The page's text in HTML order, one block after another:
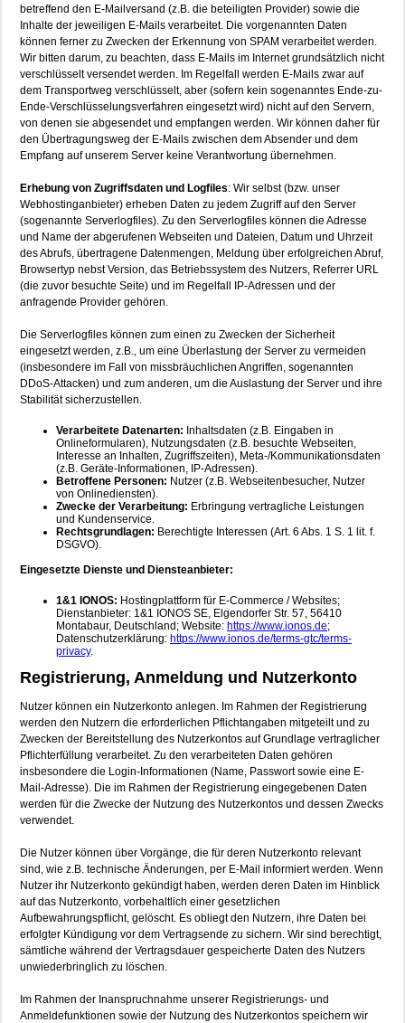
betreffend den E-Mailversand (z.B. die beteiligten Provider) sowie die
Inhalte der jeweiligen E-Mails verarbeitet. Die vorgenannten Daten
können ferner zu Zwecken der Erkennung von SPAM verarbeitet werden.
Wir bitten darum, zu beachten, dass E-Mails im Internet grundsätzlich nicht
verschlüsselt versendet werden. Im Regelfall werden E-Mails zwar auf
dem Transportweg verschlüsselt, aber (sofern kein sogenanntes Ende-zu-
Ende-Verschlüsselungsverfahren eingesetzt wird) nicht auf den Servern,
von denen sie abgesendet und empfangen werden. Wir können daher für
den Übertragungsweg der E-Mails zwischen dem Absender und dem
Empfang auf unserem Server keine Verantwortung übernehmen.
Erhebung von Zugriffsdaten und Logfiles: Wir selbst (bzw. unser
Webhostinganbieter) erheben Daten zu jedem Zugriff auf den Server
(sogenannte Serverlogfiles). Zu den Serverlogfiles können die Adresse
und Name der abgerufenen Webseiten und Dateien, Datum und Uhrzeit
des Abrufs, übertragene Datenmengen, Meldung über erfolgreichen Abruf,
Browsertyp nebst Version, das Betriebssystem des Nutzers, Referrer URL
(die zuvor besuchte Seite) und im Regelfall IP-Adressen und der
anfragende Provider gehören.
Die Serverlogfiles können zum einen zu Zwecken der Sicherheit
eingesetzt werden, z.B., um eine Überlastung der Server zu vermeiden
(insbesondere im Fall von missbräuchlichen Angriffen, sogenannten
DDoS-Attacken) und zum anderen, um die Auslastung der Server und ihre
Stabilität sicherzustellen.
Verarbeitete Datenarten: Inhaltsdaten (z.B. Eingaben in
Onlineformularen), Nutzungsdaten (z.B. besuchte Webseiten,
Interesse an Inhalten, Zugriffszeiten), Meta-/Kommunikationsdaten
(z.B. Geräte-Informationen, IP-Adressen).
Betroffene Personen: Nutzer (z.B. Webseitenbesucher, Nutzer
von Onlinediensten).
Zwecke der Verarbeitung: Erbringung vertragliche Leistungen
und Kundenservice.
Rechtsgrundlagen: Berechtigte Interessen (Art. 6 Abs. 1 S. 1 lit. f.
DSGVO).
Eingesetzte Dienste und Diensteanbieter:
1&1 IONOS: Hostingplattform für E-Commerce / Websites;
Dienstanbieter: 1&1 IONOS SE, Elgendorfer Str. 57, 56410
Montabaur, Deutschland; Website: https://www.ionos.de;
Datenschutzerklärung: https://www.ionos.de/terms-gtc/terms-
privacy.
Registrierung, Anmeldung und Nutzerkonto
Nutzer können ein Nutzerkonto anlegen. Im Rahmen der Registrierung
werden den Nutzern die erforderlichen Pflichtangaben mitgeteilt und zu
Zwecken der Bereitstellung des Nutzerkontos auf Grundlage vertraglicher
Pflichterfüllung verarbeitet. Zu den verarbeiteten Daten gehören
insbesondere die Login-Informationen (Name, Passwort sowie eine E-
Mail-Adresse). Die im Rahmen der Registrierung eingegebenen Daten
werden für die Zwecke der Nutzung des Nutzerkontos und dessen Zwecks
verwendet.
Die Nutzer können über Vorgänge, die für deren Nutzerkonto relevant
sind, wie z.B. technische Änderungen, per E-Mail informiert werden. Wenn
Nutzer ihr Nutzerkonto gekündigt haben, werden deren Daten im Hinblick
auf das Nutzerkonto, vorbehaltlich einer gesetzlichen
Aufbewahrungspflicht, gelöscht. Es obliegt den Nutzern, ihre Daten bei
erfolgter Kündigung vor dem Vertragsende zu sichern. Wir sind berechtigt,
sämtliche während der Vertragsdauer gespeicherte Daten des Nutzers
unwiederbringlich zu löschen.
Im Rahmen der Inanspruchnahme unserer Registrierungs- und
Anmeldefunktionen sowie der Nutzung des Nutzerkontos speichern wir